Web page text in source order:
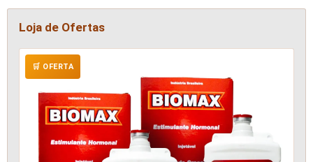
Loja de Ofertas
🛒 OFERTA